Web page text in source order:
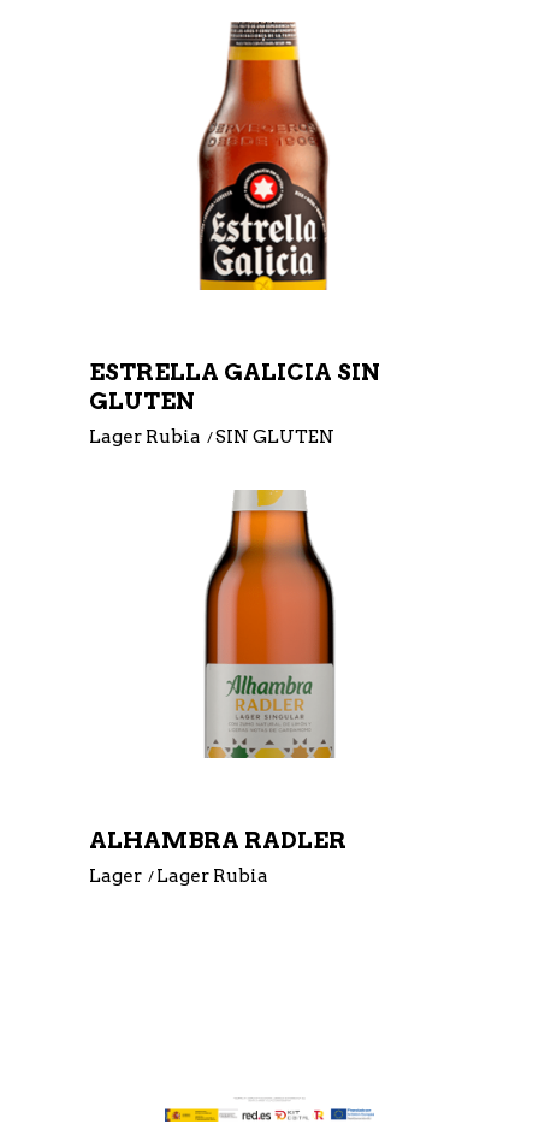
ESTRELLA GALICIA SIN
GLUTEN
Lager Rubia SIN GLUTEN
ALHAMBRA RADLER
Lager Lager Rubia